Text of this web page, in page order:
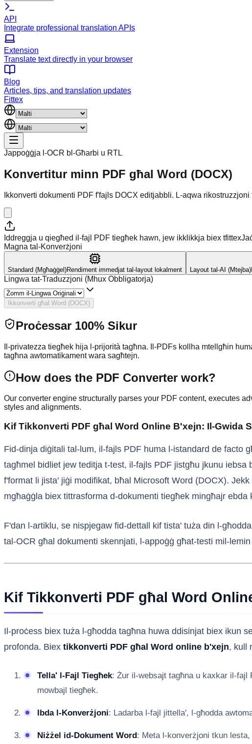
API
Integrate professional translation APIs
Extension
Translate text directly in your browser
Blog
Articles, tips, and translation updates
Fittex
Jappoġġja l-OCR bl-Għarbi u RTL
Konvertitur minn PDF għal Word (DOCX)
Ikkonverti dokumenti PDF f'fajls DOCX editjabbli. L-aqwa
Iddreggja u qiegħed il-fajl PDF tiegħek hawn, jew ikklikkja biex tfittex
Magna tal-Konverżjoni
Standard (Mgħaġġel)Rendiment immedjat tal-layout lokalment Layout tal-AI (Mtejba)
Lingwa tat-Traduzzjoni (Mhux Obbligatorja)
Ikkonverti għal Word (DOCX)
Proċessar 100% Sikur
Il-privatezza tiegħek hija l-prijorità tagħna. Il-PDFs kollha mtellgħin
tagħna awtomatikament wara sagħtejn.
How does the PDF Converter work?
Our converter engine structurally parses your PDF content, executes
styles and alignments.
Kif Tikkonverti PDF għal Word Online B'xejn: Il-Gwida
Fid-dinja diġitali tal-lum, il-fajls PDF huma l-istandard de facto
tagħmel bidliet jew teditja t-test, il-fajls PDF jistgħu jkunu
f'format li jista' jiġi modifikat, bħal Microsoft Word (DOCX).
mgħaġġla biex tittrasforma d-dokumenti tiegħek mingħajr ebda
F'dan l-artiklu, se nispjegaw fid-dettall kif tista' tuża din l-
tal-OCR għal dokumenti skennjati, l-appoġġ għat-testi mil-
Kif Tikkonverti PDF għal Word
Il-proċess biex tuża l-għodda tagħna huwa ddisinjat biex ikun
profonda. Biex tikkonverti PDF għal Word online b'xejn, kull
Tella' l-Fajl Tiegħek: Żur il-websajt tagħna u kaxkar il-
mowbajl tiegħek.
Ibda l-Konverżjoni: Ladarba l-fajl jittella', l-għodda
Niżżel id-Dokument Word: Meta l-konverżjoni tkun